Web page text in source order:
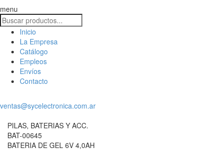
menu
Inicio
La Empresa
Catálogo
Empleos
Envíos
Contacto
ventas@sycelectronica.com.ar
PILAS, BATERIAS Y ACC.
BAT-00645
BATERIA DE GEL 6V 4,0AH